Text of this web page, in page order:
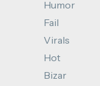
Humor
Fail
Virals
Hot
Bizar